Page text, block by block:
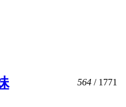
564 / 1771